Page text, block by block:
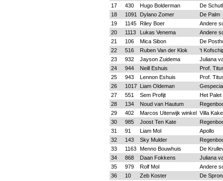
17
430 Hugo Bolderman
De
18
1091 Dylano Zomer
De Palm
19
1145 Riley Boer
Andere
20
1113 Lukas Venema
Andere
21
106 Mica Sibon
De
22
516 Ruben Van der Klok
't
23
932 Jayson Zuidema
Juliana
24
944 Neill Eshuis
Prof.
25
943 Lennon Eshuis
Prof.
26
1017 Liam Oldeman
27
551 Sem Profijt
Het Palet
28
134 Noud van Hautum
29
402 Marcos Uiterwijk winkel Villa
30
985 Joost Ten Kate
31
91 Liam Mol
Apollo
32
143 Sky Mulder
33
1163 Menno Bouwhuis
De
34
868 Daan Fokkens
Juliana
35
979 Rolf Mol
Andere
36
10 Zeb Koster
De